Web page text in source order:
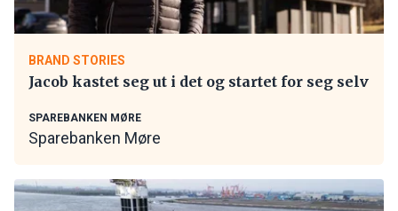
BRAND STORIES
Jacob kastet seg ut i det og startet for seg selv
SPAREBANKEN MØRE
Sparebanken Møre